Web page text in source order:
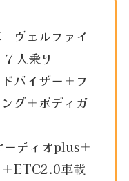
ヴェルファイ
７人乗り
バイザー＋フ
グ＋ボディガ
ディオplus＋
ETC2.0車載